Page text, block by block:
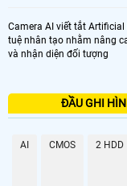
Đầu Thu 64 camera Ip
nhà , văn phòng lớn,
hình 64 kênh Hikvision IP
Camera AI viết tắt
tuệ nhân tạo nhằm nâng
và nhận diện đối tượng
ĐẦU GHI
AI CMOS 2 HDD